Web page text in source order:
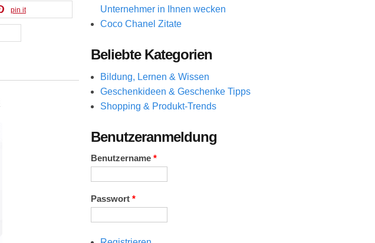
pin it
Unternehmer in Ihnen wecken
Coco Chanel Zitate
Beliebte Kategorien
Bildung, Lernen & Wissen
Geschenkideen & Geschenke Tipps
Shopping & Produkt-Trends
Benutzeranmeldung
Benutzername *
Passwort *